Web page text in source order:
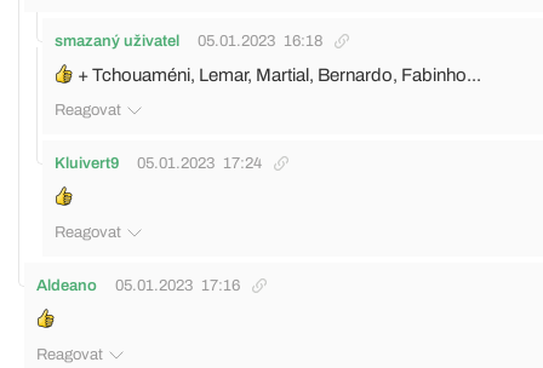
smazaný uživatel 05.01.2023 16:18
+ Tchouaméni, Lemar, Martial, Bernardo, Fabinho...
Reagovat
Kluivert9 05.01.2023 17:24
Reagovat
Aldeano 05.01.2023 17:16
Reagovat